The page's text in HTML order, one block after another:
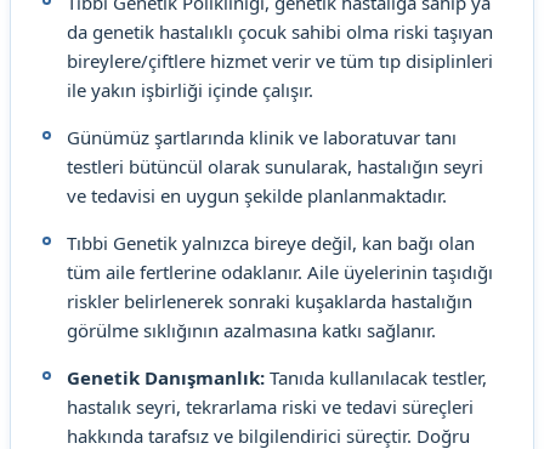
da genetik hastalıklı çocuk sahibi olma riski taşıyan
bireylere/çiftlere hizmet verir ve tüm tıp disiplinleri
ile yakın işbirliği içinde çalışır.
Günümüz şartlarında klinik ve laboratuvar tanı
testleri bütüncül olarak sunularak, hastalığın seyri
ve tedavisi en uygun şekilde planlanmaktadır.
Tıbbi Genetik yalnızca bireye değil, kan bağı olan
tüm aile fertlerine odaklanır. Aile üyelerinin taşıdığı
riskler belirlenerek sonraki kuşaklarda hastalığın
görülme sıklığının azalmasına katkı sağlanır.
Genetik Danışmanlık: Tanıda kullanılacak testler,
hastalık seyri, tekrarlama riski ve tedavi süreçleri
hakkında tarafsız ve bilgilendirici süreçtir. Doğru